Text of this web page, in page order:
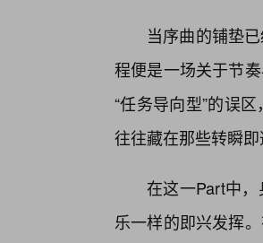
当序曲的铺垫
程便是一场关于节
“任务导向型”的误
往往藏在那些转瞬即
在这一Part中
乐一样的即兴发挥